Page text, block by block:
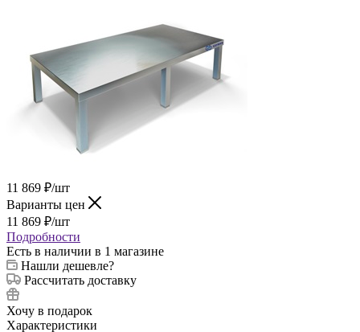
11 869 ₽/шт
Варианты цен
11 869 ₽/шт
Подробности
Есть в наличии в 1 магазине
Нашли дешевле?
Рассчитать доставку
Хочу в подарок
Характеристики